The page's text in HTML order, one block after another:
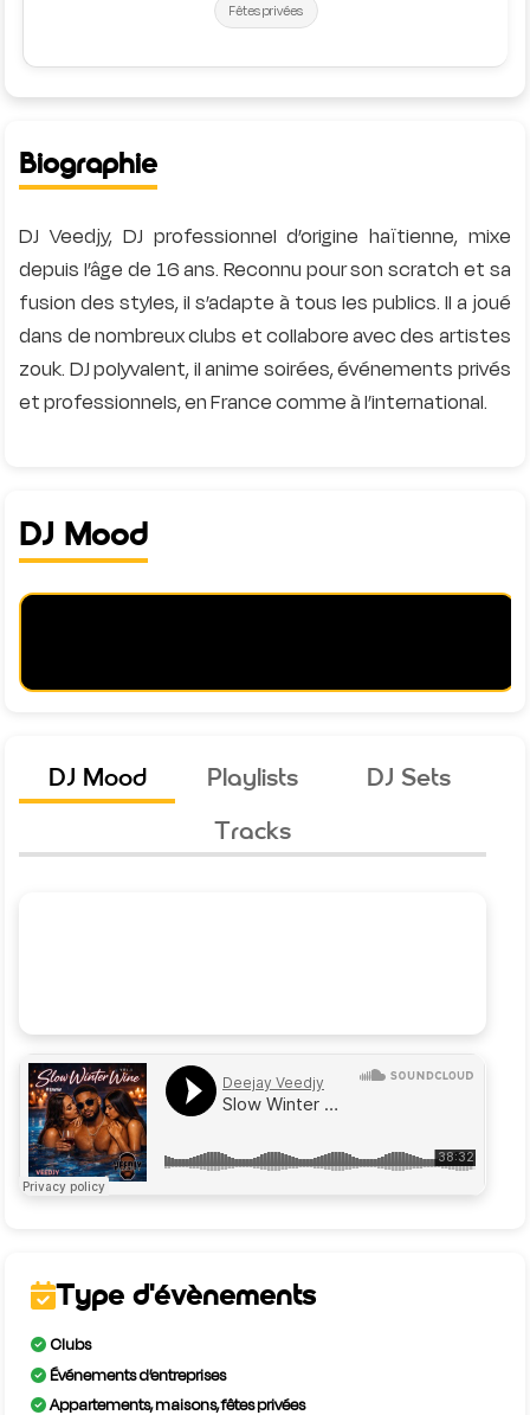
Fêtes privées
Biographie
DJ Veedjy, DJ professionnel d’origine haïtienne, mixe
depuis l’âge de 16 ans. Reconnu pour son scratch et sa
fusion des styles, il s’adapte à tous les publics. Il a joué
dans de nombreux clubs et collabore avec des artistes
zouk. DJ polyvalent, il anime soirées, événements privés
et professionnels, en France comme à l’international.
DJ Mood
DJ Mood Playlists
DJ Sets
Tracks
Type d'évènements
Clubs
Événements d’entreprises
Appartements, maisons, fêtes privées